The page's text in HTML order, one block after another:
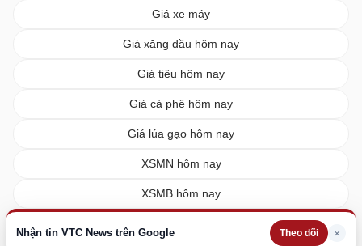
Nhận tin VTC News trên Google Theo dõi ×
Giá xe máy
Giá xăng dầu hôm nay
Giá tiêu hôm nay
Giá cà phê hôm nay
Giá lúa gạo hôm nay
XSMN hôm nay
XSMB hôm nay